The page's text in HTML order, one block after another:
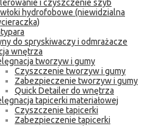
i czyszczenie szyb
hydrofobowe (niewidzialna
do spryskiwaczy i odmrażacze
wnętrza
tworzyw i gumy
Czyszczenie tworzyw i gumy
Zabezpieczenie tworzyw i gumy
Quick Detailer do wnętrza
tapicerki materiałowej
Czyszczenie tapicerki
Zabezpieczenie tapicerki